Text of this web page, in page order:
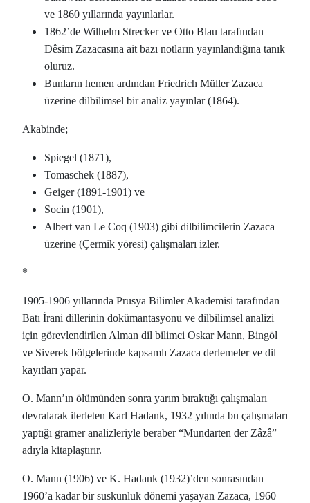
ve 1860 yıllarında yayınlarlar.
1862’de Wilhelm Strecker ve Otto Blau tarafından
Dêsim Zazacasına ait bazı notların yayınlandığına tanık
oluruz.
Bunların hemen ardından Friedrich Müller Zazaca
üzerine dilbilimsel bir analiz yayınlar (1864).
Akabinde;
Spiegel (1871),
Tomaschek (1887),
Geiger (1891-1901) ve
Socin (1901),
Albert van Le Coq (1903) gibi dilbilimcilerin Zazaca
üzerine (Çermik yöresi) çalışmaları izler.
*
1905-1906 yıllarında Prusya Bilimler Akademisi tarafından
Batı İrani dillerinin dokümantasyonu ve dilbilimsel analizi
için görevlendirilen Alman dil bilimci Oskar Mann, Bingöl
ve Siverek bölgelerinde kapsamlı Zazaca derlemeler ve dil
kayıtları yapar.
O. Mann’ın ölümünden sonra yarım bıraktığı çalışmaları
devralarak ilerleten Karl Hadank, 1932 yılında bu çalışmaları
yaptığı gramer analizleriyle beraber “Mundarten der Zâzâ”
adıyla kitaplaştırır.
O. Mann (1906) ve K. Hadank (1932)’den sonrasından
1960’a kadar bir suskunluk dönemi yaşayan Zazaca, 1960